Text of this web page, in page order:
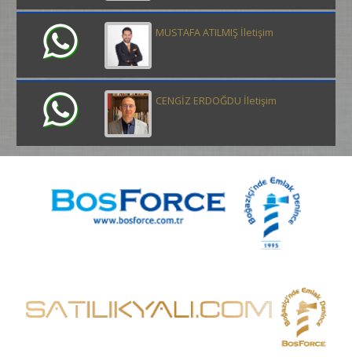
MUSTAFA ATILMIŞ İletişim
CENGİZ ERDOĞDU İletişim